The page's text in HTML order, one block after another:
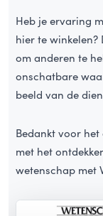
Heb je ervaring
hier te
om anderen te
onschatbare
beeld van de
Bedankt voor
met het
wetenschap met